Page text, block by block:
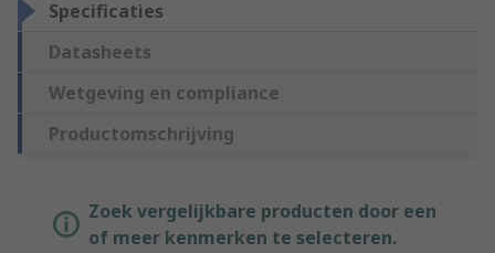
Specificaties
Datasheets
Wetgeving en compliance
Productomschrijving
Zoek vergelijkbare producten door een
of meer kenmerken te selecteren.